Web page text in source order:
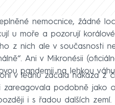
nemocnice, žádné
u moře a pozorují
z nich ale v současnosti
Ani v Mikronésii
pandemii na lehkou
v lednu začala nákaza z
zareagovala podobně jako
i s řadou dalších